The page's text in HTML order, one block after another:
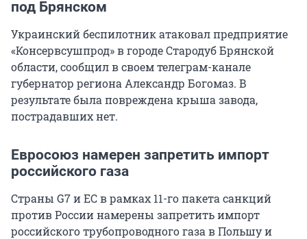
под Брянском
Украинский беспилотник атаковал предприятие
«Консервсушпрод» в городе Стародуб Брянской
области, сообщил в своем телеграм-канале
губернатор региона Александр Богомаз. В
результате была повреждена крыша завода,
пострадавших нет.
Евросоюз намерен запретить импорт
российского газа
Страны G7 и ЕС в рамках 11-го пакета санкций
против России намерены запретить импорт
российского трубопроводного газа в Польшу и